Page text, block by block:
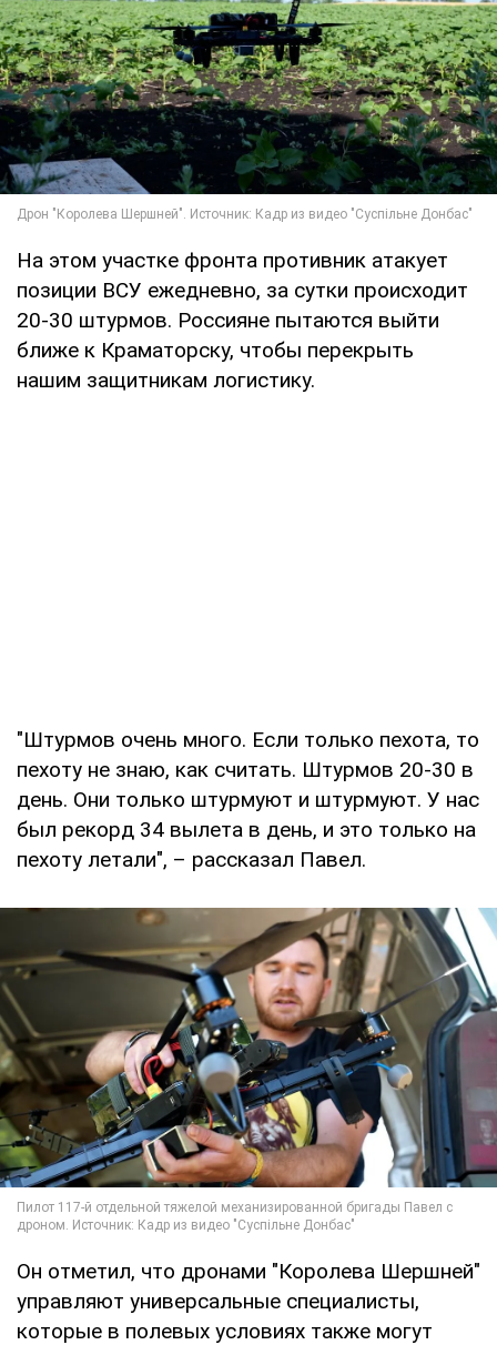
На этом участке фронта противник атакует
позиции ВСУ ежедневно, за сутки происходит
20-30 штурмов. Россияне пытаются выйти
ближе к Краматорску, чтобы перекрыть
нашим защитникам логистику.
"Штурмов очень много. Если только пехота, то
пехоту не знаю, как считать. Штурмов 20-30 в
день. Они только штурмуют и штурмуют. У нас
был рекорд 34 вылета в день, и это только на
пехоту летали", – рассказал Павел.
Он отметил, что дронами "Королева Шершней"
управляют универсальные специалисты,
которые в полевых условиях также могут